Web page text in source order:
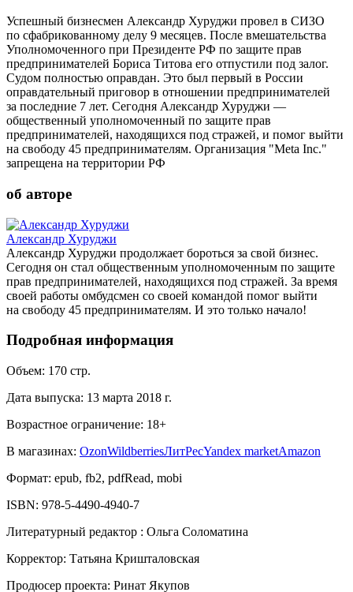
Успешный бизнесмен Александр Хуруджи провел в СИЗО
по сфабрикованному делу 9 месяцев. После вмешательства
Уполномоченного при Президенте РФ по защите прав
предпринимателей Бориса Титова его отпустили под залог.
Судом полностью оправдан. Это был первый в России
оправдательный приговор в отношении предпринимателей
за последние 7 лет. Сегодня Александр Хуруджи —
общественный уполномоченный по защите прав
предпринимателей, находящихся под стражей, и помог выйти
на свободу 45 предпринимателям. Организация "Meta Inc."
запрещена на территории РФ
об авторе
Александр Хуруджи
Александр Хуруджи продолжает бороться за свой бизнес.
Сегодня он стал общественным уполномоченным по защите
прав предпринимателей, находящихся под стражей. За время
своей работы омбудсмен со своей командой помог выйти
на свободу 45 предпринимателям. И это только начало!
Подробная информация
Объем: 170 стр.
Дата выпуска: 13 марта 2018 г.
Возрастное ограничение: 18+
В магазинах: OzonWildberriesЛитРесYandex marketAmazon
Формат: epub, fb2, pdfRead, mobi
ISBN: 978-5-4490-4940-7
Литературный редактор : Ольга Соломатина
Корректор: Татьяна Кришталовская
Продюсер проекта: Ринат Якупов